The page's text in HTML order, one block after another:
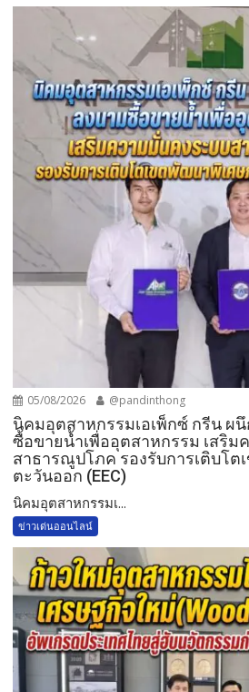
05/08/2026 @pandinthong
นิคมอุตสาหกรรมเอเพ็กซ์ กรีน ผนึ
ซื้อขายน้ำเพื่ออุตสาหกรรม เสริม
สาธารณูปโภค รองรับการเติบโ
ตะวันออก (EEC)
​นิคมอุตสาหกรรมเ...
ข่าวเด่นออนไลน์